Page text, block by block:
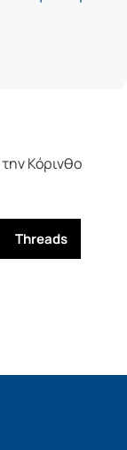
Κόρινθο
Threads